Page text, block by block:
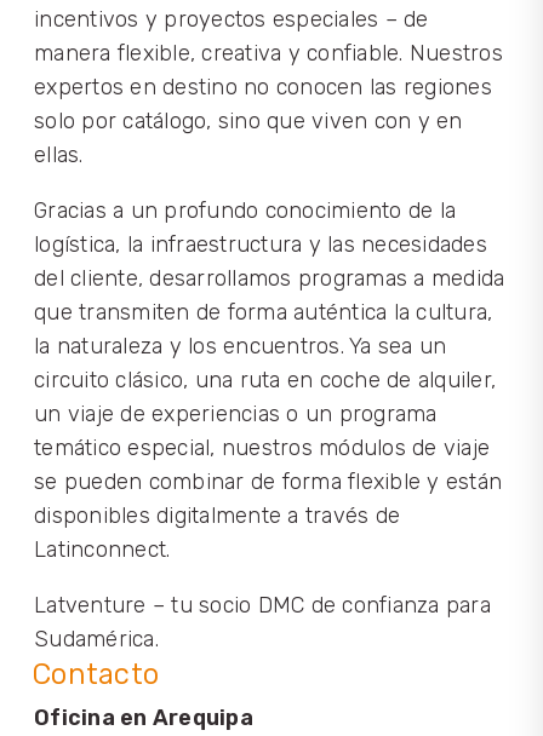
Contacto
Oficina en Arequipa
incentivos y proyectos especiales – de
manera flexible, creativa y confiable. Nuestros
expertos en destino no conocen las regiones
solo por catálogo, sino que viven con y en
ellas.
Gracias a un profundo conocimiento de la
logística, la infraestructura y las necesidades
del cliente, desarrollamos programas a medida
que transmiten de forma auténtica la cultura,
la naturaleza y los encuentros. Ya sea un
circuito clásico, una ruta en coche de alquiler,
un viaje de experiencias o un programa
temático especial, nuestros módulos de viaje
se pueden combinar de forma flexible y están
disponibles digitalmente a través de
Latinconnect.
Latventure – tu socio DMC de confianza para
Sudamérica.